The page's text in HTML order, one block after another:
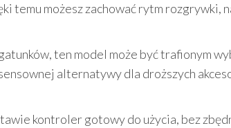
temu możesz zachować rytm rozgrywki,
ten model może być trafionym
alternatywy dla droższych
kontroler gotowy do użycia, bez